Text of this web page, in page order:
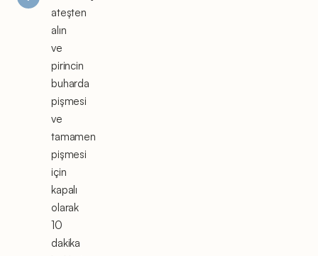
ateşten
alın
ve
pirincin
buharda
pişmesi
ve
tamamen
pişmesi
için
kapalı
olarak
10
dakika